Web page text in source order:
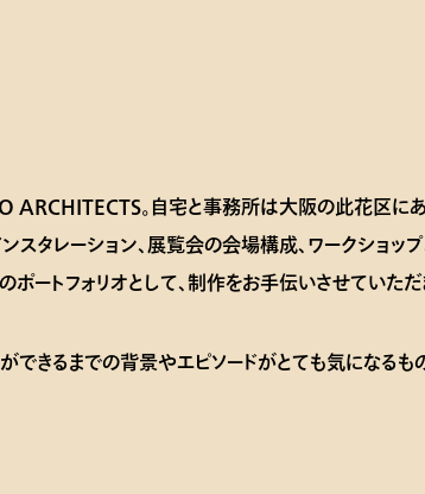
ARCHITECTS。自宅と事務所は大阪の此花区に
スタレーション、展覧会の会場構成、ワークショッ
ポートフォリオとして、制作をお手伝いさせていただ
できるまでの背景やエピソードがとても気になるも